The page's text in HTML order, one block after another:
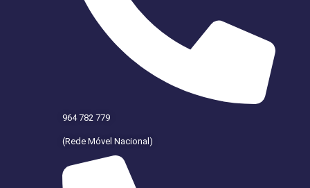
964 782 779
(Rede Móvel Nacional)